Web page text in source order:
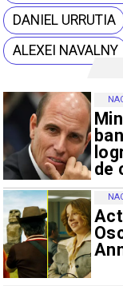
de
DANIEL URRUTIA
ALEXEI NAVALNY